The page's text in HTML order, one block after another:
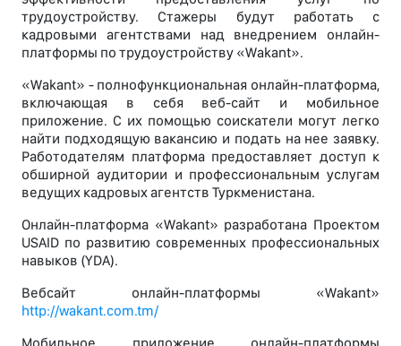
трудоустройству. Стажеры будут работать с
кадровыми агентствами над внедрением онлайн-
платформы по трудоустройству «Wakant».
«Wakant» - полнофункциональная онлайн-платформа,
включающая в себя веб-сайт и мобильное
приложение. С их помощью соискатели могут легко
найти подходящую вакансию и подать на нее заявку.
Работодателям платформа предоставляет доступ к
обширной аудитории и профессиональным услугам
ведущих кадровых агентств Туркменистана.
Онлайн-платформа «Wakant» разработана Проектом
USAID по развитию современных профессиональных
навыков (YDA).
Вебсайт онлайн-платформы «Wakant»
http://wakant.com.tm/
Мобильное приложение онлайн-платформы